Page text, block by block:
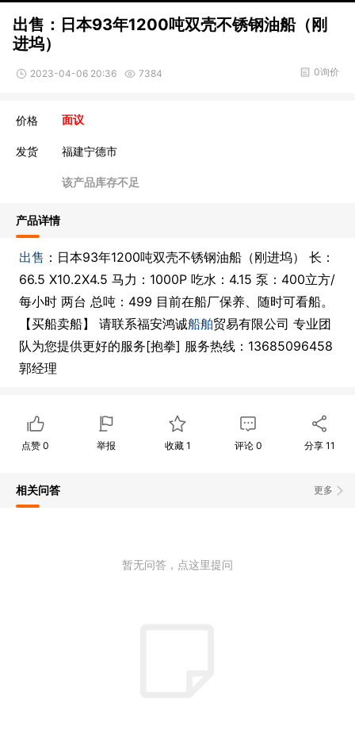
出售：日本93年1200吨双壳不锈钢油船（刚
进坞）
2023-04-06 20:36 7384 0询价
价格 面议
发货 福建宁德市
该产品库存不足
产品详情
出售 ：日本93年1200吨双壳不锈钢油船（刚进坞） 长：
66.5 X10.2X4.5 马力：1000P 吃水：4.15 泵：400立方/
每小时 两台 总吨：499 目前在船厂保养、随时可看船。
【买船卖船】 请联系福安鸿诚船舶贸易有限公司 ​ 专业团
队为您提供更好的服务[抱拳] 服务热线：13685096458
郭经理
点赞0 举报 收藏 1 评论0 分享 11
更多
相关问答
暂无问答，点这里提问